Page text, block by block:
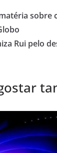
e
sobre
Rui pelo